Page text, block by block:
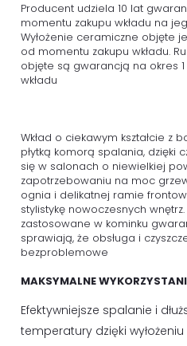
Producent udziela 10 lat
momentu zakupu wkładu na
Wyłożenie ceramiczne objęte
od momentu zakupu wkładu.
objęte są gwarancją na okres
wkładu
Wkład o ciekawym kształcie z
płytką komorą spalania, dzięki
się w salonach o niewielkiej
zapotrzebowaniu na moc
ognia i delikatnej ramie
stylistykę nowoczesnych
zastosowane w kominku
sprawiają, że obsługa i
bezproblemowe
MAKSYMALNE
Efektywniejsze spalanie i
temperatury dzięki